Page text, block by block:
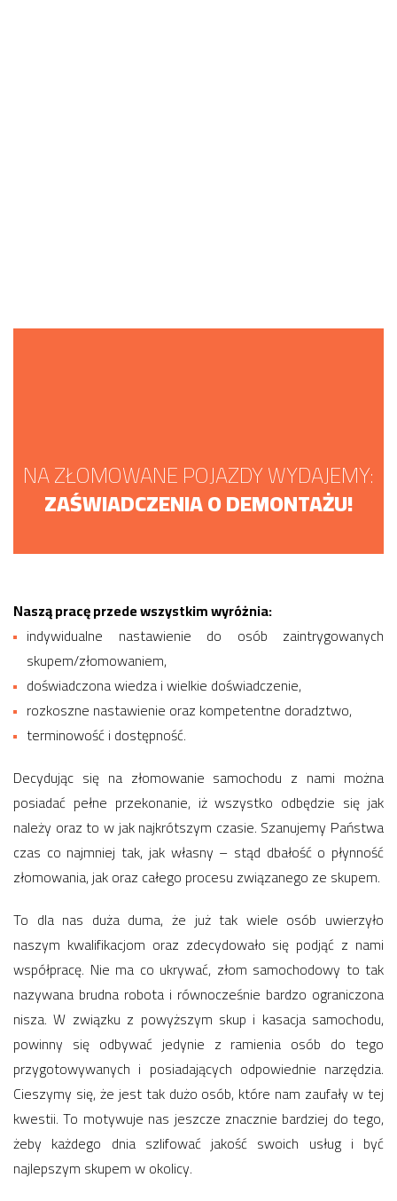
NA ZŁOMOWANE POJAZDY WYDAJEMY:
ZAŚWIADCZENIA O DEMONTAŻU!
Naszą pracę przede wszystkim wyróżnia:
indywidualne nastawienie do osób zaintrygowanych
skupem/złomowaniem,
doświadczona wiedza i wielkie doświadczenie,
rozkoszne nastawienie oraz kompetentne doradztwo,
terminowość i dostępność.
Decydując się na złomowanie samochodu z nami można
posiadać pełne przekonanie, iż wszystko odbędzie się jak
należy oraz to w jak najkrótszym czasie. Szanujemy Państwa
czas co najmniej tak, jak własny – stąd dbałość o płynność
złomowania, jak oraz całego procesu związanego ze skupem.
To dla nas duża duma, że już tak wiele osób uwierzyło
naszym kwalifikacjom oraz zdecydowało się podjąć z nami
współpracę. Nie ma co ukrywać, złom samochodowy to tak
nazywana brudna robota i równocześnie bardzo ograniczona
nisza. W związku z powyższym skup i kasacja samochodu,
powinny się odbywać jedynie z ramienia osób do tego
przygotowywanych i posiadających odpowiednie narzędzia.
Cieszymy się, że jest tak dużo osób, które nam zaufały w tej
kwestii. To motywuje nas jeszcze znacznie bardziej do tego,
żeby każdego dnia szlifować jakość swoich usług i być
najlepszym skupem w okolicy.